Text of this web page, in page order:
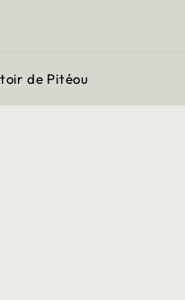
de Pitéou